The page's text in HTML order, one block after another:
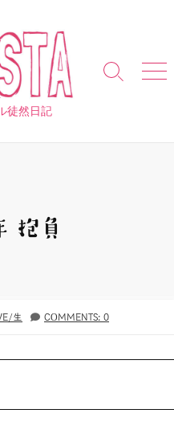
徒然日記
検
メ
抱負
生 COMMENTS: 0